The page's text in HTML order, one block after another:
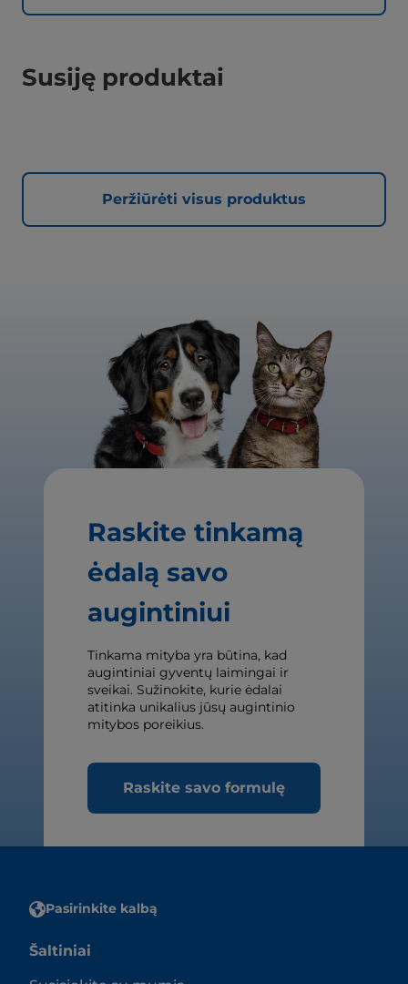
Susiję produktai
Peržiūrėti visus produktus
Raskite tinkamą
ėdalą savo
augintiniui
Tinkama mityba yra būtina, kad
augintiniai gyventų laimingai ir
sveikai. Sužinokite, kurie ėdalai
atitinka unikalius jūsų augintinio
mitybos poreikius.
Raskite savo formulę
Pasirinkite kalbą
Šaltiniai